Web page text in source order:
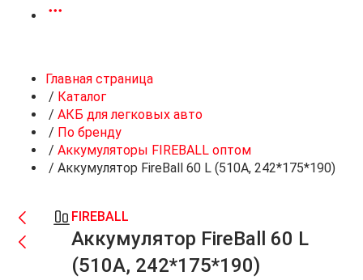
Главная страница
/ Каталог
/ АКБ для легковых авто
/ По бренду
/ Аккумуляторы FIREBALL оптом
/ Аккумулятор FireBall 60 L (510A, 242*175*190)
FIREBALL
Аккумулятор FireBall 60 L
(510A, 242*175*190)